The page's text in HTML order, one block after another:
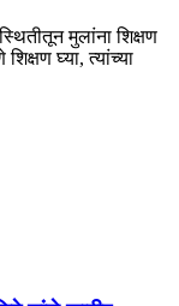
मुलांना शिक्षण
घ्या, त्यांच्या